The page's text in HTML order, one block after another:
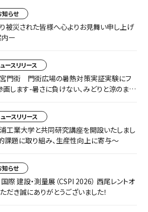
知らせ
被災された皆様へ心よりお見舞い申し上げ
ー
ースリリース
宮門街 門街広場の暑熱対策実証実験にフ
画します-暑さに負けない、みどりと涼のまち
ースリリース
工業大学と共同研究講座を開設いたしまし
課題に取り組み、生産性向上に寄与～
知らせ
際 建設・測量展（CSPI 2026） 西尾レントオ
だき誠にありがとうございました！